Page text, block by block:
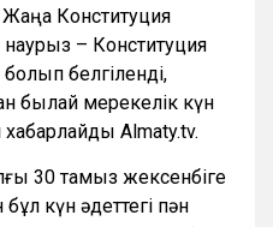
Жаңа Конституция
– Конституция
белгіленді,
былай мерекелік күн
Almaty.tv.
30 тамыз жексенбіге
күн әдеттегі пән